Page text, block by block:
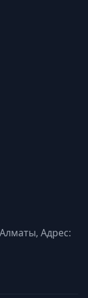
Адрес: